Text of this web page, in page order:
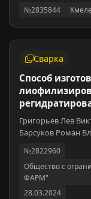
№2835844
Сварка
Способ
Григорьев Лев
Барсуков Роман
№2822960
Общество с
ФАРМ"
28.03.2024